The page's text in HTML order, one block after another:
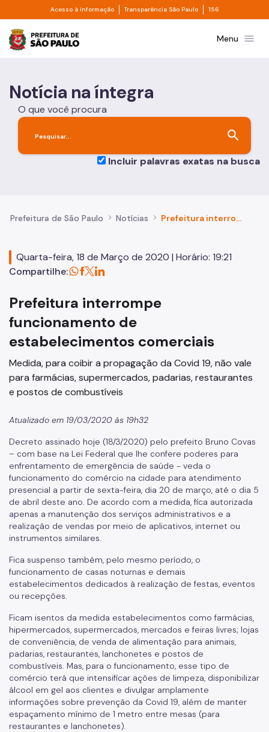
Pular para o Conteúdo principal
Acesso à informação Divisor de acesso à informação
Transparência São Paulo Divisor de
156
Prefeitura de São PauloMenu menu
Notícia na íntegra
O que você procura
search
Incluir palavras exatas na busca
Prefeitura de São Paulo Notícias Prefeitura interrompe funcionamento de estabelecimentos comerciais
Quarta-feira, 18 de Março de 2020 | Horário: 19:21
Compartilhe:
Prefeitura interrompe
funcionamento de
estabelecimentos comerciais
Medida, para coibir a propagação da Covid 19, não vale
para farmácias, supermercados, padarias, restaurantes
e postos de combustíveis
Atualizado em 19/03/2020 às 19h32
Decreto assinado hoje (18/3/2020) pelo prefeito Bruno Covas
– com base na Lei Federal que lhe confere poderes para
enfrentamento de emergência de saúde - veda o
funcionamento do comércio na cidade para atendimento
presencial a partir de sexta-feira, dia 20 de março, até o dia 5
de abril deste ano. De acordo com a medida, fica autorizada
apenas a manutenção dos serviços administrativos e a
realização de vendas por meio de aplicativos, internet ou
instrumentos similares.
Fica suspenso também, pelo mesmo período, o
funcionamento de casas noturnas e demais
estabelecimentos dedicados à realização de festas, eventos
ou recepções.
Ficam isentos da medida estabelecimentos como farmácias,
hipermercados, supermercados, mercados e feiras livres; lojas
de conveniência, de venda de alimentação para animais,
padarias, restaurantes, lanchonetes e postos de
combustíveis. Mas, para o funcionamento, esse tipo de
comércio terá que intensificar ações de limpeza, disponibilizar
álcool em gel aos clientes e divulgar amplamente
informações sobre prevenção da Covid 19, além de manter
espaçamento mínimo de 1 metro entre mesas (para
restaurantes e lanchonetes).